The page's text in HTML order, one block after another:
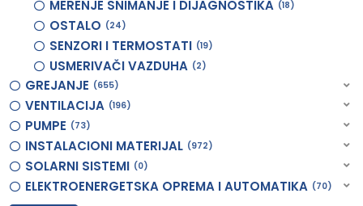
MERENJE SNIMANJE I DIJAGNOSTIKA 18
OSTALO 24
SENZORI I TERMOSTATI 19
USMERIVAČI VAZDUHA 2
GREJANJE 655
VENTILACIJA 196
PUMPE 73
INSTALACIONI MATERIJAL 972
SOLARNI SISTEMI 0
ELEKTROENERGETSKA OPREMA I AUTOMATIKA 70